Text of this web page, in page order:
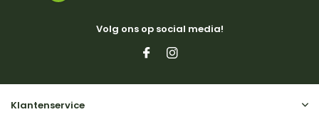
Volg ons op social media!
Klantenservice